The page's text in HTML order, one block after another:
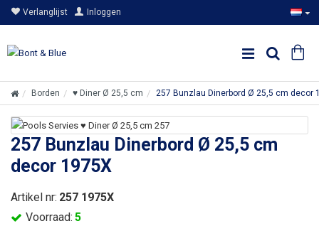
Verlanglijst Inloggen
Borden ♥ Diner Ø 25,5 cm 257 Bunzlau Dinerbord Ø 25,5 cm decor
257 Bunzlau Dinerbord Ø 25,5 cm
decor 1975X
Voorraad: 5
Artikel nr: 257 1975X